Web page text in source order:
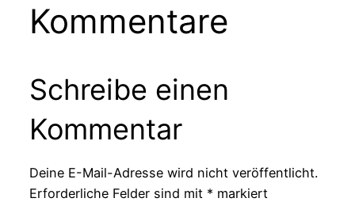
Kommentare
Schreibe einen
Kommentar
Deine E-Mail-Adresse wird nicht veröffentlicht.
Erforderliche Felder sind mit * markiert